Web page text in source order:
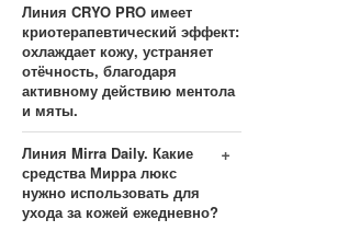
Линия CRYO PRO имеет
криотерапевтический эффект:
охлаждает кожу, устраняет
отёчность, благодаря
активному действию ментола
и мяты.
+
Линия Mirra Daily. Какие
средства Мирра люкс
нужно использовать для
ухода за кожей ежедневно?